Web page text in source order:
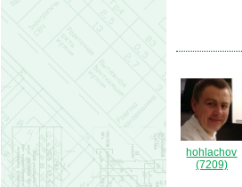
hohlachov
(7209)